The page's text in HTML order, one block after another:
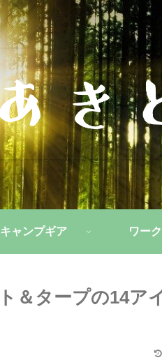
キャンプギア ワー
＆タープの14ア